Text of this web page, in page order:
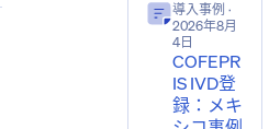
導入事例 ·
2026年8月
4日
COFEPR
IS IVD登
録：メキ